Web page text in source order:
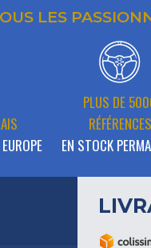
LES
PLUS DE
RÉFÉRENCES
EN STOCK